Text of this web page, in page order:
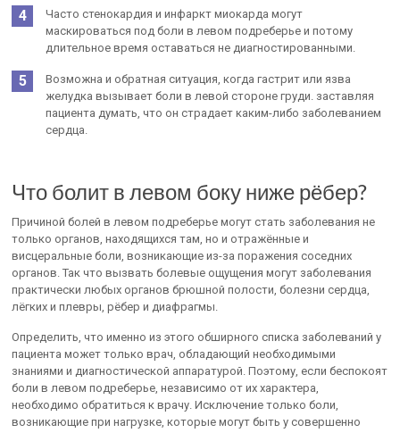
Часто стенокардия и инфаркт миокарда могут
маскироваться под боли в левом подреберье и потому
длительное время оставаться не диагностированными.
Возможна и обратная ситуация, когда гастрит или язва
желудка вызывает боли в левой стороне груди. заставляя
пациента думать, что он страдает каким-либо заболеванием
сердца.
Что болит в левом боку ниже рёбер?
Причиной болей в левом подреберье могут стать заболевания не
только органов, находящихся там, но и отражённые и
висцеральные боли, возникающие из-за поражения соседних
органов. Так что вызвать болевые ощущения могут заболевания
практически любых органов брюшной полости, болезни сердца,
лёгких и плевры, рёбер и диафрагмы.
Определить, что именно из этого обширного списка заболеваний у
пациента может только врач, обладающий необходимыми
знаниями и диагностической аппаратурой. Поэтому, если беспокоят
боли в левом подреберье, независимо от их характера,
необходимо обратиться к врачу. Исключение только боли,
возникающие при нагрузке, которые могут быть у совершенно